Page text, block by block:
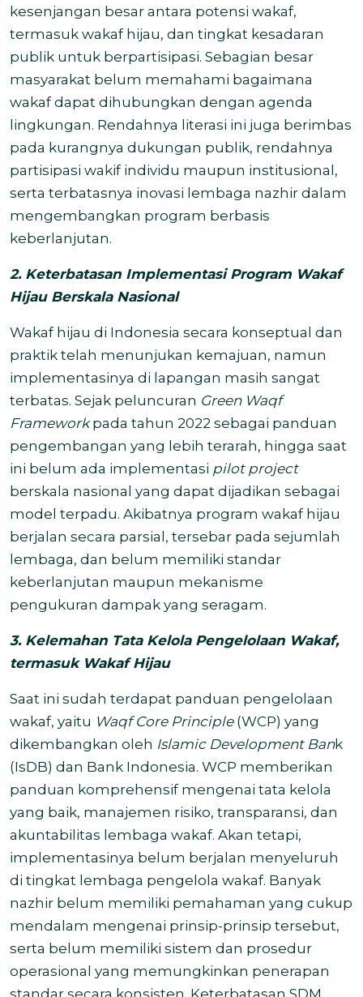
kesenjangan besar antara potensi wakaf,
termasuk wakaf hijau, dan tingkat kesadaran
publik untuk berpartisipasi. Sebagian besar
masyarakat belum memahami bagaimana
wakaf dapat dihubungkan dengan agenda
lingkungan. Rendahnya literasi ini juga berimbas
pada kurangnya dukungan publik, rendahnya
partisipasi wakif individu maupun institusional,
serta terbatasnya inovasi lembaga nazhir dalam
mengembangkan program berbasis
keberlanjutan.
2. Keterbatasan Implementasi Program Wakaf
Hijau Berskala Nasional
Wakaf hijau di Indonesia secara konseptual dan
praktik telah menunjukan kemajuan, namun
implementasinya di lapangan masih sangat
terbatas. Sejak peluncuran Green Waqf
Frameworkpada tahun 2022 sebagai panduan
pengembangan yang lebih terarah, hingga saat
ini belum ada implementasi pilot project
berskala nasional yang dapat dijadikan sebagai
model terpadu. Akibatnya program wakaf hijau
berjalan secara parsial, tersebar pada sejumlah
lembaga, dan belum memiliki standar
keberlanjutan maupun mekanisme
pengukuran dampak yang seragam.
3. Kelemahan Tata Kelola Pengelolaan Wakaf,
termasuk Wakaf Hijau
Saat ini sudah terdapat panduan pengelolaan
wakaf, yaitu Waqf Core Principle (WCP) yang
dikembangkan oleh Islamic Development Bank
(IsDB) dan Bank Indonesia. WCP memberikan
panduan komprehensif mengenai tata kelola
yang baik, manajemen risiko, transparansi, dan
akuntabilitas lembaga wakaf. Akan tetapi,
implementasinya belum berjalan menyeluruh
di tingkat lembaga pengelola wakaf. Banyak
nazhir belum memiliki pemahaman yang cukup
mendalam mengenai prinsip-prinsip tersebut,
serta belum memiliki sistem dan prosedur
operasional yang memungkinkan penerapan
standar secara konsisten. Keterbatasan SDM,